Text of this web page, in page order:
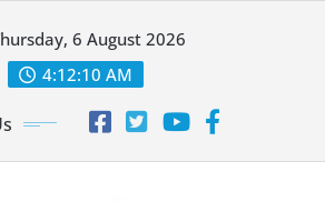
6 August 2026
4:12:11 AM